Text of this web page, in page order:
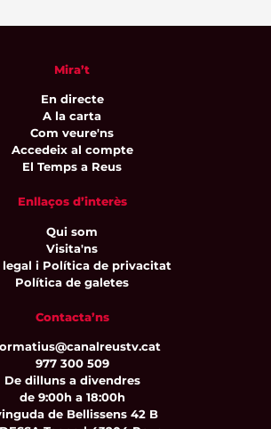
Mira’t
En directe
A la carta
Com veure'ns
Accedeix al compte
El Temps a Reus
Enllaços d’interès
Qui som
Visita'ns
legal i Política de privacitat
Política de galetes
Contacta’ns
977 300 509
De dilluns a divendres
de 9:00h a 18:00h
de Bellissens 42 B